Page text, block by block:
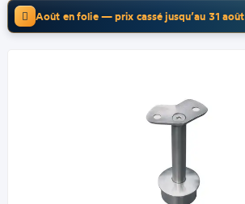
Août en folie — prix cassé jusqu’au 31 août